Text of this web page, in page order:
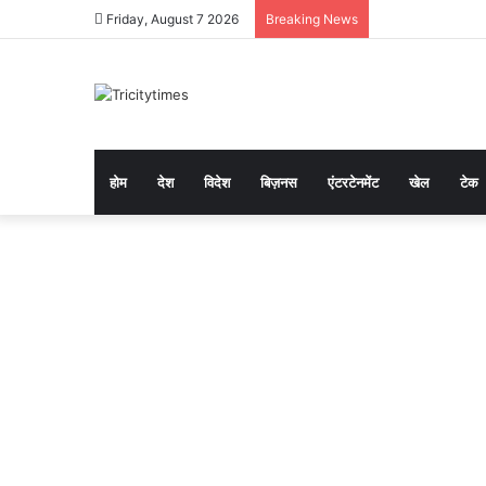
Friday, August 7 2026 Breaking News
होम देश विदेश बिज़नस एंटरटेनमेंट खेल टेक